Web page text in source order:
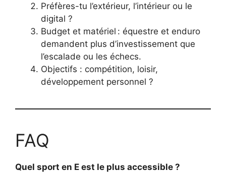
Préfères-tu l’extérieur, l’intérieur ou le
digital ?
Budget et matériel : équestre et enduro
demandent plus d’investissement que
l’escalade ou les échecs.
Objectifs : compétition, loisir,
développement personnel ?
FAQ
Quel sport en E est le plus accessible ?